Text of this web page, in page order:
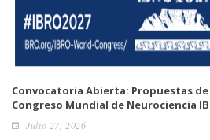
Convocatoria Abierta: Propuestas
Congreso Mundial de Neurociencia
Julio 27, 2026